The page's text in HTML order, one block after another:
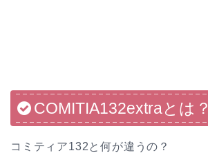
COMITIA132extraとは？
コミティア132と何が違うの？